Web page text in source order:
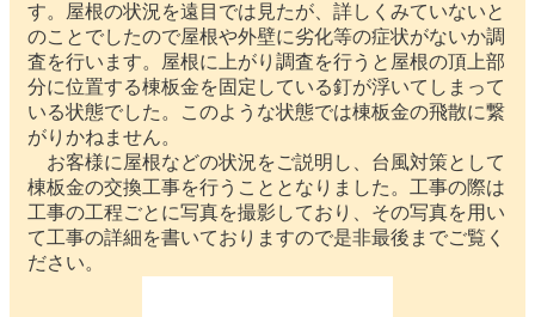
す。屋根の状況を遠目では見たが、詳しくみていないと
のことでしたので屋根や外壁に劣化等の症状がないか調
査を行います。屋根に上がり調査を行うと屋根の頂上部
分に位置する棟板金を固定している釘が浮いてしまって
いる状態でした。このような状態では棟板金の飛散に繋
がりかねません。
お客様に屋根などの状況をご説明し、台風対策として
棟板金の交換工事を行うこととなりました。工事の際は
工事の工程ごとに写真を撮影しており、その写真を用い
て工事の詳細を書いておりますので是非最後までご覧く
ださい。